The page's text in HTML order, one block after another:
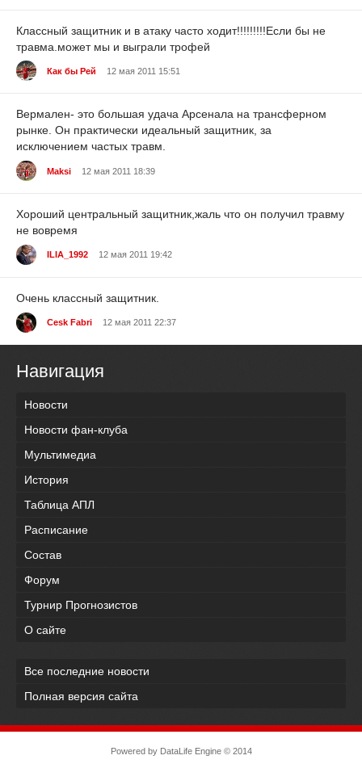
Классный защитник и в атаку часто ходит!!!!!!!!!Если бы не
травма.может мы и выграли трофей
Как бы Рей 12 мая 2011 15:51
Вермален- это большая удача Арсенала на трансферном
рынке. Он практически идеальный защитник, за
исключением частых травм.
Maksi 12 мая 2011 18:39
Хороший центральный защитник,жаль что он получил травму
не вовремя
ILIA_1992 12 мая 2011 19:42
Очень классный защитник.
Cesk Fabri 12 мая 2011 22:37
Навигация
Новости
Новости фан-клуба
Мультимедиа
История
Таблица АПЛ
Расписание
Состав
Форум
Турнир Прогнозистов
О сайте
Все последние новости
Полная версия сайта
Powered by DataLife Engine© 2014